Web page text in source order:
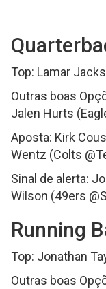
Top: Lamar
Outras boas
Jalen Hurts
Aposta: Kirk
Wentz (Colts
Sinal de alerta:
Wilson (49ers
Running
Top: Jonathan
Outras boas